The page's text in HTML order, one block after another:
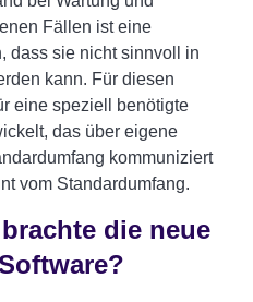
Fällen ist eine
dass sie nicht sinnvoll in
kann. Für diesen
eine speziell benötigte
das über eigene
kommuniziert
vom Standardumfang.
die neue